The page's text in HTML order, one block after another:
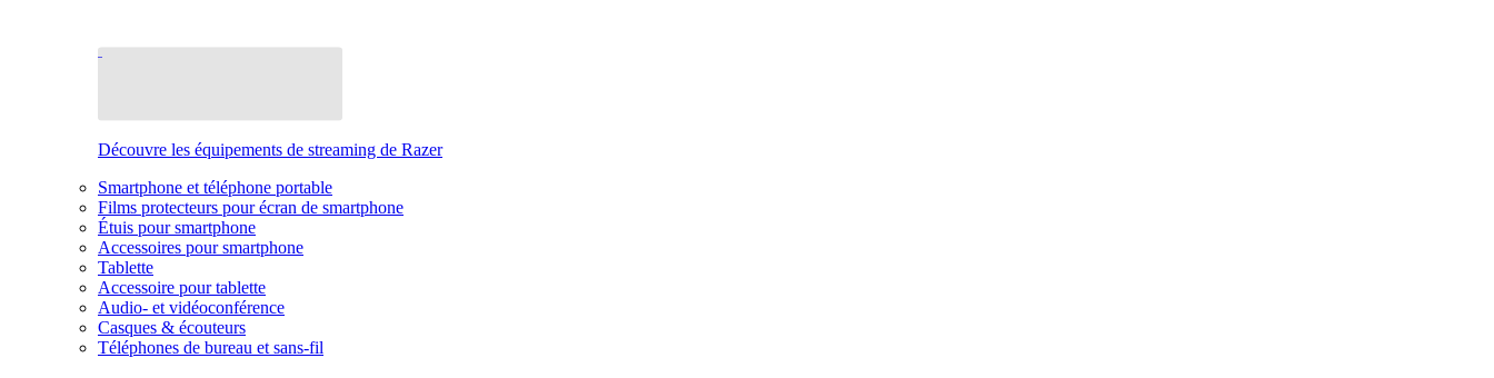
Découvre les équipements de streaming de Razer
Smartphone et téléphone portable
Films protecteurs pour écran de smartphone
Étuis pour smartphone
Accessoires pour smartphone
Tablette
Accessoire pour tablette
Audio- et vidéoconférence
Casques & écouteurs
Téléphones de bureau et sans-fil